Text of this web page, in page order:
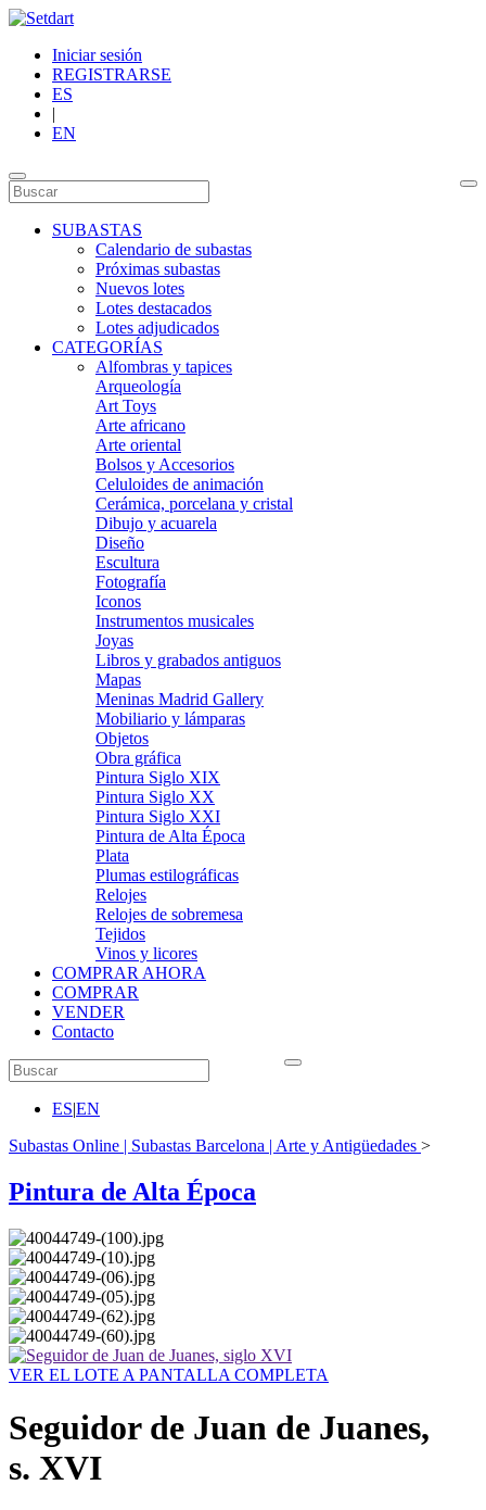
Iniciar sesión
REGISTRARSE
ES
|
EN
SUBASTAS
Calendario de subastas
Próximas subastas
Nuevos lotes
Lotes destacados
Lotes adjudicados
CATEGORÍAS
Alfombras y tapices
Arqueología
Art Toys
Arte africano
Arte oriental
Bolsos y Accesorios
Celuloides de animación
Cerámica, porcelana y cristal
Dibujo y acuarela
Diseño
Escultura
Fotografía
Iconos
Instrumentos musicales
Joyas
Libros y grabados antiguos
Mapas
Meninas Madrid Gallery
Mobiliario y lámparas
Objetos
Obra gráfica
Pintura Siglo XIX
Pintura Siglo XX
Pintura Siglo XXI
Pintura de Alta Época
Plata
Plumas estilográficas
Relojes
Relojes de sobremesa
Tejidos
Vinos y licores
COMPRAR AHORA
COMPRAR
VENDER
Contacto
ES|EN
Subastas Online | Subastas Barcelona | Arte y Antigüedades >
Pintura de Alta Época
VER EL LOTE A PANTALLA COMPLETA
Seguidor de Juan de Juanes,
s. XVI